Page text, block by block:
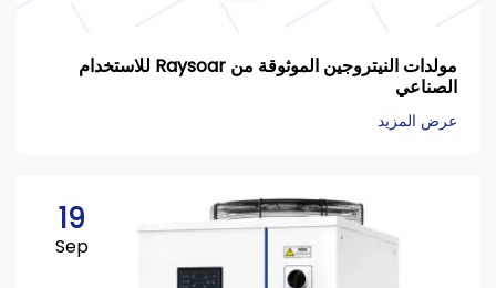
مولدات النيتروجين الموثوقة من Raysoar للاستخدام
الصناعي
عرض المزيد
19
Sep